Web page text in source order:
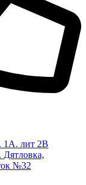
1А. лит 2В
Дятловка,
№32